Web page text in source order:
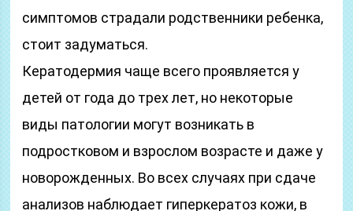
симптомов страдали родственники ребенка,
стоит задуматься.
Кератодермия чаще всего проявляется у
детей от года до трех лет, но некоторые
виды патологии могут возникать в
подростковом и взрослом возрасте и даже у
новорожденных. Во всех случаях при сдаче
анализов наблюдает гиперкератоз кожи, в